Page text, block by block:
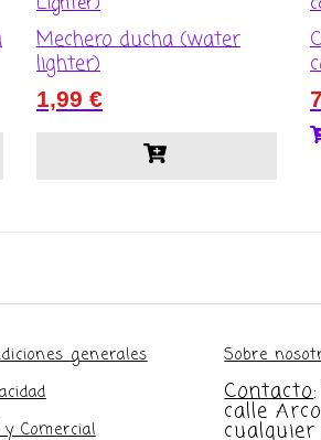
Mechero ducha (water
lighter)
1,99 €
generales
Comercial
Sobre
Contacto
calle